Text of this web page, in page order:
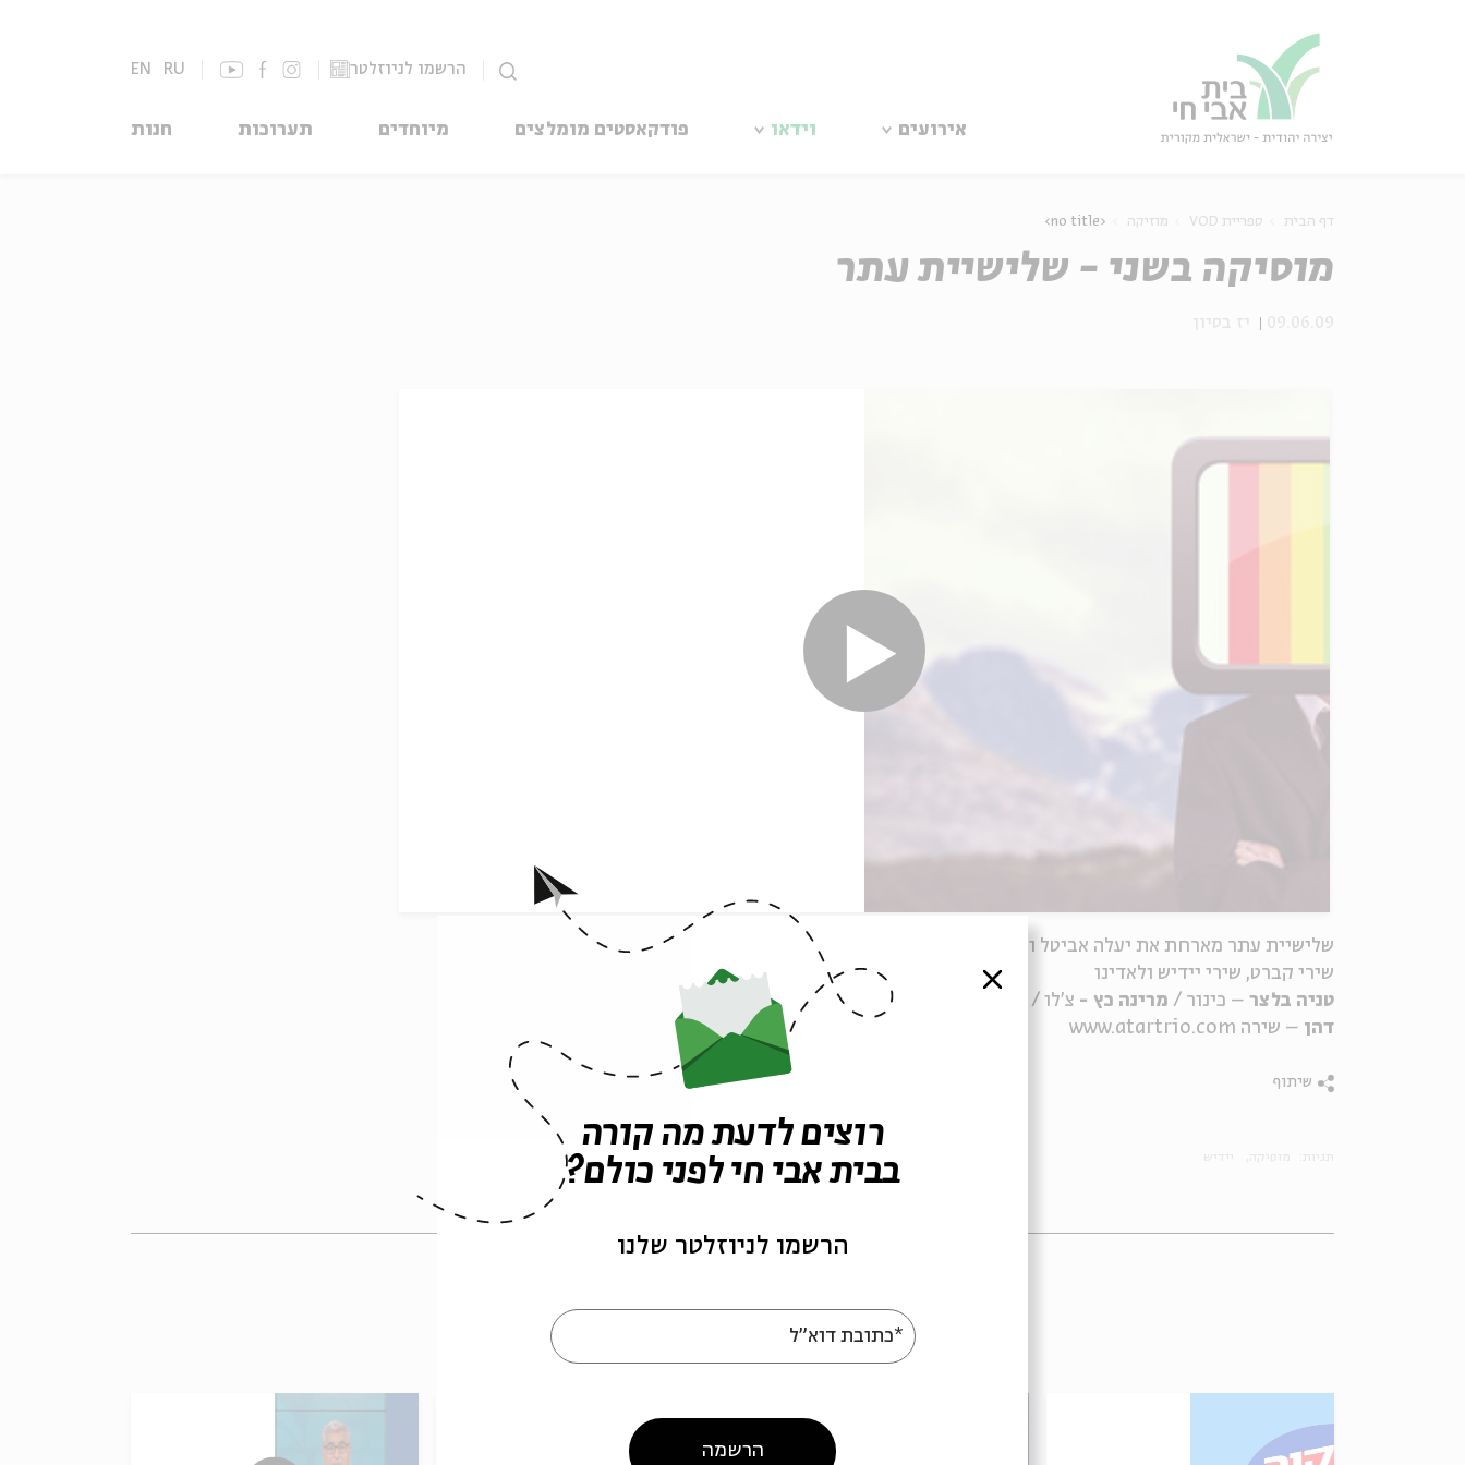
הרשמו לניוזלטר EN RU
אירועים וידאו פודקאסטים מומלצים מיוחדים תערוכות חנות
דף הבית ספריית VOD מוזיקה <no title>
מוסיקה בשני - שלישיית עתר
שירי קברט, שירי יידיש ולאדינו
טניה בלצר – כינור / מרינה כץ - צ'לו / – פסנתר, עיבודים וניהול מוסיקלי /
דהן – שירה www.atartrio.com
שיתוף
עוד בבית אבי חי
סגור
רוצים לדעת מה קורה
בבית אבי חי לפני כולם?
הרשמו לניוזלטר שלנו
*כתובת דוא"ל
הרשמה